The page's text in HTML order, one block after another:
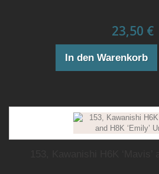
23,50 €
In den Warenkorb